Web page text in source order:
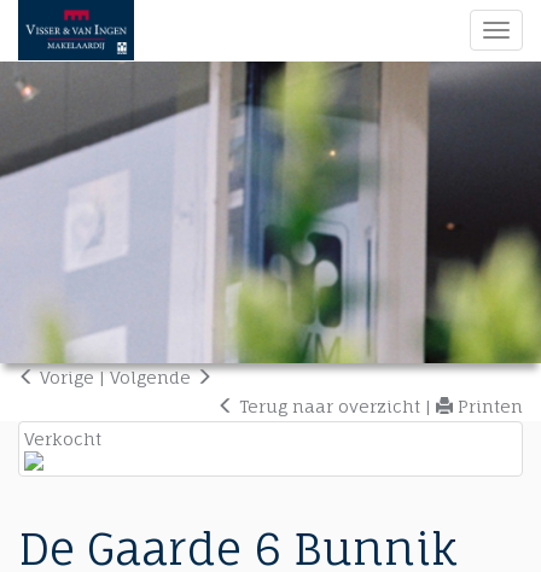
Vorige | Volgende
Terug naar overzicht |
Printen
Verkocht
De Gaarde 6 Bunnik